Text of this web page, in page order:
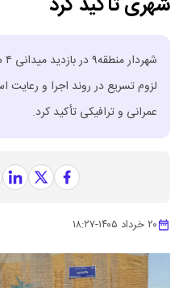
لزوم تسریع در روند اجرا و رعایت
عمرانی و ترافیکی تأکید کرد.
۲۰ خرداد ۱۴۰۵ -۱۸:۲۷